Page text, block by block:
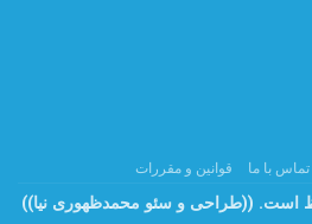
تماس با ما قوانین و مقررات
است. ((طراحی و سئو محمدظهوری نیا))